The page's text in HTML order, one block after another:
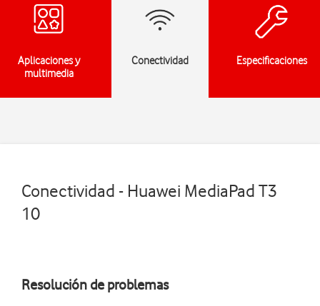
Aplicaciones y
multimedia
Conectividad Especificaciones
Conectividad - Huawei MediaPad T3
10
Resolución de problemas